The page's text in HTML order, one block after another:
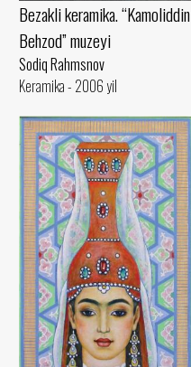
Bezakli keramika. “Kamoliddin
Behzod” muzeyi
Sodiq Rahmsnov
Keramika - 2006 yil